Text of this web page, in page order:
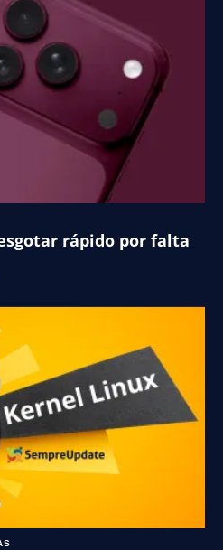
rápido por falta